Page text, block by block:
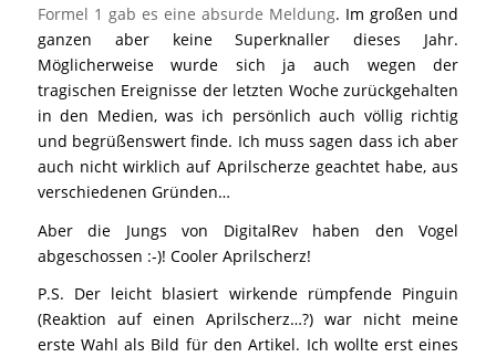
Formel 1 gab es eine absurde Meldung. Im großen und
ganzen aber keine Superknaller dieses Jahr.
Möglicherweise wurde sich ja auch wegen der
tragischen Ereignisse der letzten Woche zurückgehalten
in den Medien, was ich persönlich auch völlig richtig
und begrüßenswert finde. Ich muss sagen dass ich aber
auch nicht wirklich auf Aprilscherze geachtet habe, aus
verschiedenen Gründen…
Aber die Jungs von DigitalRev haben den Vogel
abgeschossen :-)! Cooler Aprilscherz!
P.S. Der leicht blasiert wirkende rümpfende Pinguin
(Reaktion auf einen Aprilscherz…?) war nicht meine
erste Wahl als Bild für den Artikel. Ich wollte erst eines